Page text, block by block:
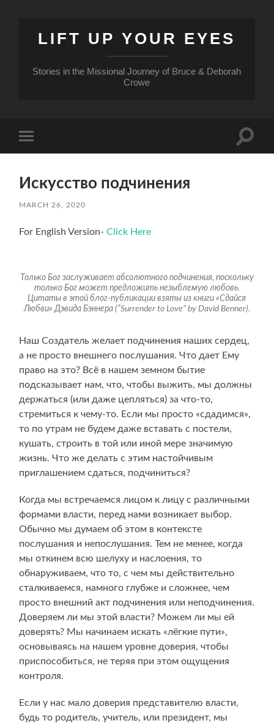
LIFT UP YOUR EYES
Stories in the Missional Journey of Bruce & Deborah
Crowe
mobile
Toggle
Искусство подчинения
MARCH 26, 2020
For English Version-Click Here
Только Бог заслуживает абсолютного подчинения, поскольку
только Бог может предложить незыблемую любовь.
Цитаты в этой блог-публикации взяты из книги «Сдайся
Любви» Дэвида Бэннера (“Surrender to Love” by David Benner).
Наш Создатель желает подчинения наших сердец,
а не просто внешнего послушания. Что дает Ему
право на это? Всё в нашем земном бытие
подсказывает нам, что, чтобы выжить, мы должны
держаться (или даже цепляться) за что-то,
стремиться к чему-то. Если мы просто «сдадимся»,
то по утрам не будем даже вставать с постели,
кушать, строить в той или иной мере значимую
жизнь. Что же делать с этим настойчивым
приглашением сдаться, подчиниться?
Когда мы встречаемся лицом к лицу с различными
формами власти, перед нами возникает выбор.
Обычно мы думаем об этом в контексте
послушания и непослушания. Тем не менее, когда
мы откинем всю шелуху и наслоения, то
обнаруживаем, что то, с чем мы действительно
сталкиваемся, намного глубже и сложнее, чем
просто внешний акт подчинения или неподчинения.
Доверяем ли мы этой власти? Можем ли мы ей
доверять? Мы начинаем искать «лёгкие пути»,
основываясь на нашем уровне доверия, чтобы
приспособиться, не теряя при этом ощущения
контроля.
Если у нас мало доверия представителю власти,
будь то родитель, учитель, или президент, мы